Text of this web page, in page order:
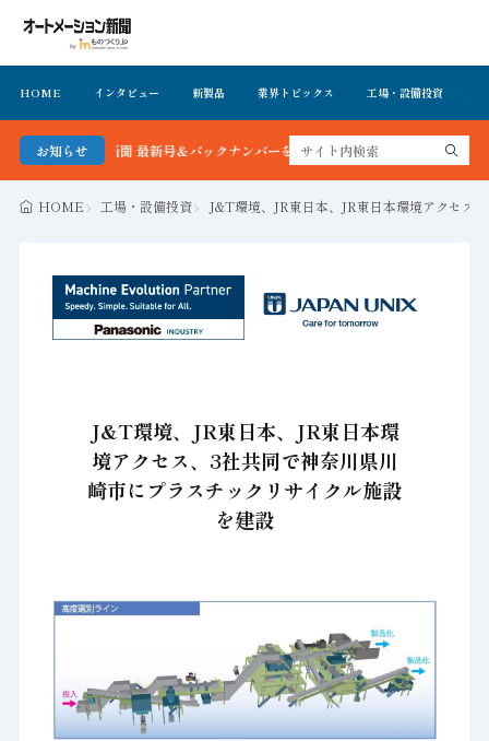
HOME インタビュー 新製品 業界トピックス 工場・設備投資
お知らせ
ン新聞 最新号＆バックナンバーを無料で公開中 詳細はこちら
HOME 工場・設備投資 J&T環境、JR東日本、JR東日本環境アクセス
J&T環境、JR東日本、JR東日本環
境アクセス、3社共同で神奈川県川
崎市にプラスチックリサイクル施設
を建設